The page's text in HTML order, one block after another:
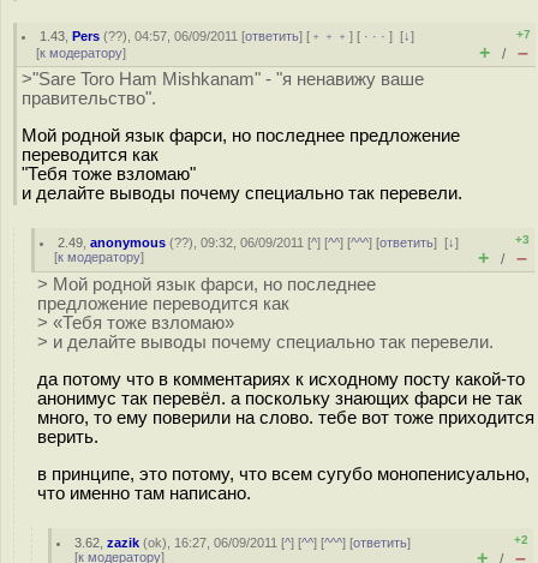
1.43 ,Pers (??), 04:57, 06/09/2011 [ответить] [ ﹢﹢﹢] [ · · ·][↓]
[к модератору]
+7
+ / –
>"Sare Toro Ham Mishkanam" - "я ненавижу ваше
правительство".
Мой родной язык фарси, но последнее предложение
переводится как
"Тебя тоже взломаю"
и делайте выводы почему специально так перевели.
2.49 ,anonymous (??), 09:32, 06/09/2011 [^] [^^] [^^^] [ответить][↓]
[к модератору]
+3
+ / –
> Мой родной язык фарси, но последнее
предложение переводится как
> «Тебя тоже взломаю»
> и делайте выводы почему специально так перевели.
да потому что в комментариях к исходному посту какой-то
анонимус так перевёл. а поскольку знающих фарси не так
много, то ему поверили на слово. тебе вот тоже приходится
верить.
в принципе, это потому, что всем сугубо монопенисуально,
что именно там написано.
3.62 ,zazik (ok), 16:27, 06/09/2011 [^] [^^] [^^^] [ответить]
[к модератору]
+2
+ / –